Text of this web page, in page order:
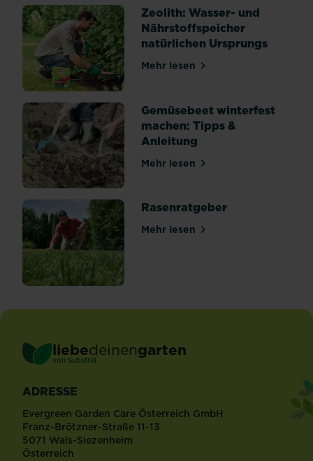
In
vielen
Fällen
können
gesamte
Jungpflanzen
von
den...
Zeolith: Wasser- und
Nährstoffspeicher
natürlichen Ursprungs
Mehr lesenüber Zeolith: Wasser- und
Gemüsebeet winterfest
machen: Tipps &
Anleitung
Mehr lesenüber Gemüsebeet
Rasenratgeber
Mehr lesenüber Rasenratgeber
liebedeinengarten
von Substral ®
ADRESSE
Evergreen Garden Care Österreich GmbH
Franz-Brötzner-Straße 11-13
5071 Wals-Siezenheim
Österreich